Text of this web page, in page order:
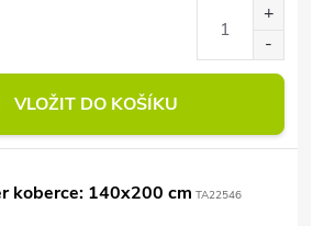
VLOŽIT DO KOŠÍKU
koberce: 140x200 cm TA22546